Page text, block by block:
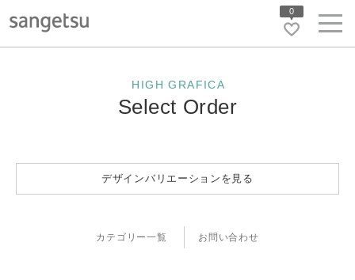
0
HIGH GRAFICA
Select Order
デザインバリエーションを見る
カテゴリー一覧 お問い合わせ